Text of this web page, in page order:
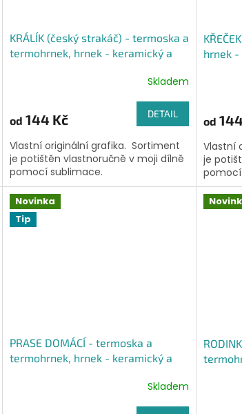
KRÁLÍK (český strakáč) - termoska a
termohrnek, hrnek - keramický a
Skladem
od 144 Kč DETAIL
Vlastní originální grafika. Sortiment
je potištěn vlastnoručně v moji dílně
pomocí sublimace.
hrnek -
od
Vlastní
je
Novinka
Tip
PRASE DOMÁCÍ - termoska a
termohrnek, hrnek - keramický a
Skladem